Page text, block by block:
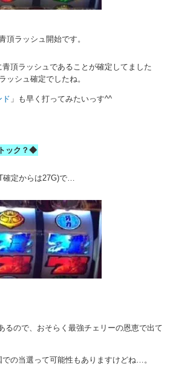
頂ラッシュ開始です。
頂ラッシュであることが確定してました
ッシュ確定でしたね。
ド 」も早く打ってみたいっす^^
ック？◆
定からは27G)で…
るので、おそらく最強チェリーの恩恵で出て
の当選って可能性もありますけどね…。